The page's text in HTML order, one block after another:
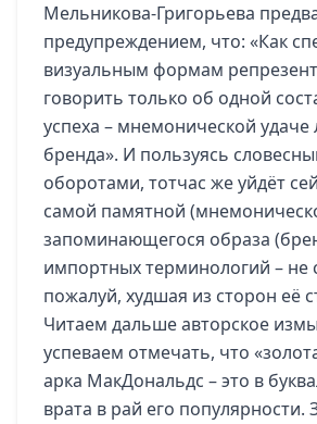
Мельникова-Григорьева
предупреждением, что: «Как
визуальным формам
говорить только об одной
успеха – мнемонической
бренда». И пользуясь
оборотами, тотчас же уйдёт
самой памятной
запоминающегося образа
импортных терминологий – не
пожалуй, худшая из сторон её
Читаем дальше авторское
успеваем отмечать, что
арка МакДональдс – это в
врата в рай его популярности.